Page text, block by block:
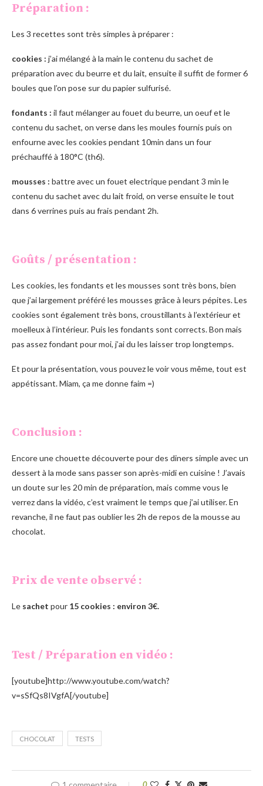
Préparation :
Les 3 recettes sont très simples à préparer :
cookies : j’ai mélangé à la main le contenu du sachet de
préparation avec du beurre et du lait, ensuite il suffit de former 6
boules que l’on pose sur du papier sulfurisé.
fondants : il faut mélanger au fouet du beurre, un oeuf et le
contenu du sachet, on verse dans les moules fournis puis on
enfourne avec les cookies pendant 10min dans un four
préchauffé à 180°C (th6).
mousses : battre avec un fouet electrique pendant 3 min le
contenu du sachet avec du lait froid, on verse ensuite le tout
dans 6 verrines puis au frais pendant 2h.
Goûts / présentation :
Les cookies, les fondants et les mousses sont très bons, bien
que j’ai largement préféré les mousses grâce à leurs pépites. Les
cookies sont également très bons, croustillants à l’extérieur et
moelleux à l’intérieur. Puis les fondants sont corrects. Bon mais
pas assez fondant pour moi, j’ai du les laisser trop longtemps.
Et pour la présentation, vous pouvez le voir vous même, tout est
appétissant. Miam, ça me donne faim =)
Conclusion :
Encore une chouette découverte pour des diners simple avec un
dessert à la mode sans passer son après-midi en cuisine ! J’avais
un doute sur les 20 min de préparation, mais comme vous le
verrez dans la vidéo, c’est vraiment le temps que j’ai utiliser. En
revanche, il ne faut pas oublier les 2h de repos de la mousse au
chocolat.
Prix de vente observé :
Le sachet pour 15 cookies : environ 3€.
Test / Préparation en vidéo :
[youtube]http://www.youtube.com/watch?
v=sSfQs8IVgfA[/youtube]
CHOCOLAT TESTS
0